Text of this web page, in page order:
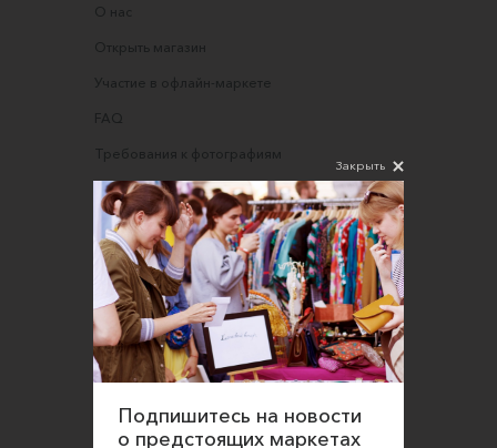
О нас
Открыть магазин
Участие в офлайн-маркете
FAQ
Требования к фотографиям
Обратная связь
Соглашение об оказании услуг
Правила сайта
Оферта для продавцов
Оферта для покупателей
Политика конфиденциальности
Закрыть
Подпишитесь на новости
о предстоящих маркетах